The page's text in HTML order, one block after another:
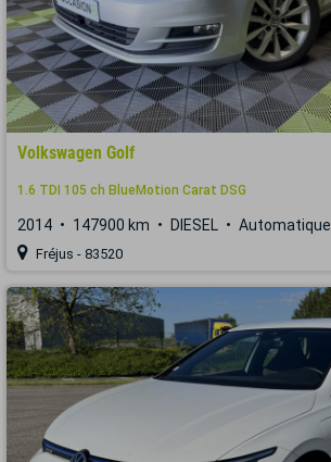
Volkswagen Golf
1.6 TDI 105 ch BlueMotion Carat DSG
2014 147900 km DIESEL Automatique
Fréjus - 83520